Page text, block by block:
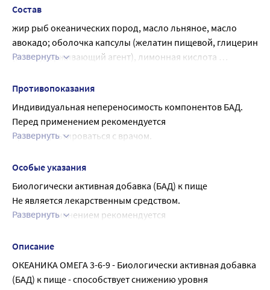
Омега-6 (линолевой и гамма-линоленовой кислот),
витамина Е.
Состав
жир рыб океанических пород, масло льняное, масло
авокадо; оболочка капсулы (желатин пищевой, глицерин
(влагоудерживающий агент), лимонная кислота
Развернуть
Противопоказания
Индивидуальная непереносимость компонентов БАД.
Перед применением рекомендуется
проконсультироваться с врачом.
под наблюдением врача.
Перед применением БАД детьми необходимо
проконсультироваться с врачом-педиатром.
Детям до 14 лег принимать БАД по согласованию и под
наблюдением врача-педиатра.
Развернуть
Особые указания
Биологически активная добавка (БАД) к пище
Не является лекарственным средством.
Перед применением рекомендуется
Развернуть
Описание
ОКЕАНИКА ОМЕГА 3-6-9 - Биологически активная добавка
(БАД) к пище - способствует снижению уровня